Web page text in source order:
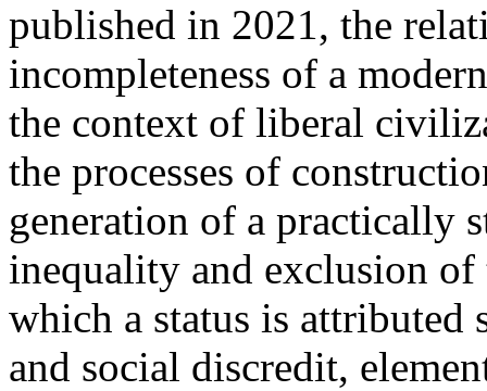
published in 2021, the
incompleteness of a
the context of liberal
the processes of
generation of a practically
inequality and exclusion
which a status is
and social discredit,